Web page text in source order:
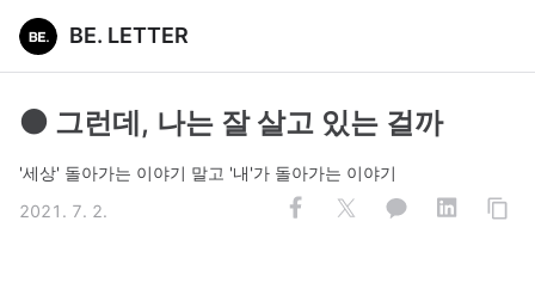
BE. LETTER
⚫ 그런데, 나는 잘 살고 있는 걸까
'세상' 돌아가는 이야기 말고 '내'가 돌아가는 이야기
2021. 7. 2.